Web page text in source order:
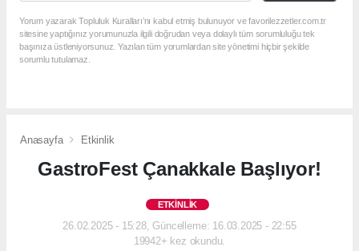
Yorum yazarak Topluluk Kuralları’nı kabul etmiş bulunuyor ve favorilezzetler.com.tr
sitesine yaptığınız yorumunuzla ilgili doğrudan veya dolaylı tüm sorumluluğu tek
başınıza üstleniyorsunuz. Yazılan tüm yorumlardan site yönetimi hiçbir şekilde
sorumlu tutulamaz.
Anasayfa Etkinlik
GastroFest Çanakkale Başlıyor!
ETKINLIK
26.02.2025 - 15:28, Güncelleme: 16.03.2025 - 22:55
19942+ kez okundu.